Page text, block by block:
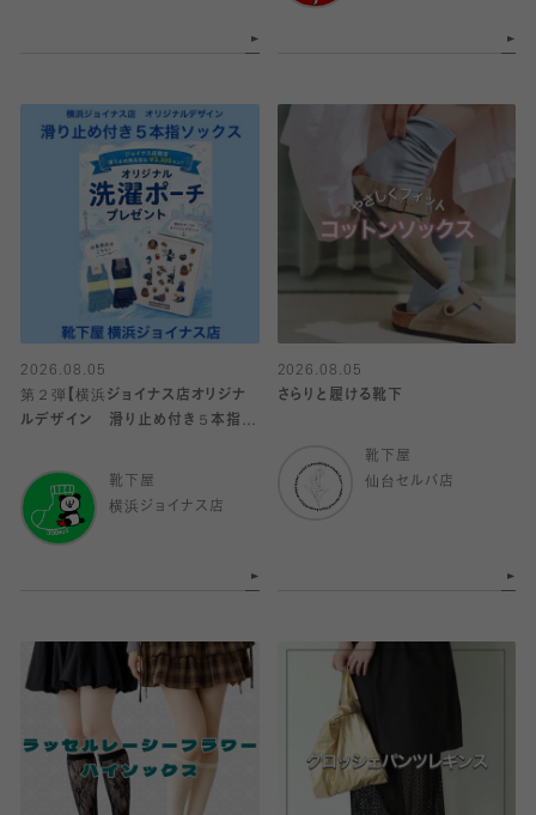
2026.08.05
第２弾【横浜ジョイナス店オリジナ
ルデザイン 滑り止め付き５本指ソ
靴下屋
横浜ジョイナス店
2026.08.05
さらりと履ける靴下
靴下屋
仙台セルバ店